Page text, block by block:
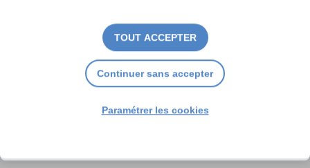
TOUT ACCEPTER
Continuer sans accepter
Paramétrer les cookies